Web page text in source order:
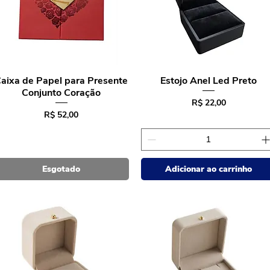
de Papel para Presente
Conjunto Coração
Preço
R$ 52,00
Esgotado
Estojo Anel Led Preto
Preço
R$ 22,00
Adicionar ao carrinho